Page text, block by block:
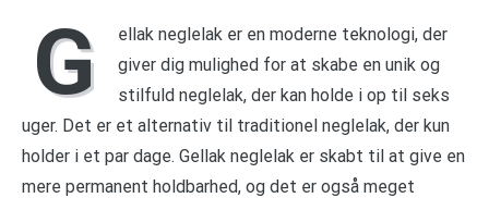
G
ellak neglelak er en moderne teknologi, der
giver dig mulighed for at skabe en unik og
stilfuld neglelak, der kan holde i op til seks
uger. Det er et alternativ til traditionel neglelak, der kun
holder i et par dage. Gellak neglelak er skabt til at give en
mere permanent holdbarhed, og det er også meget